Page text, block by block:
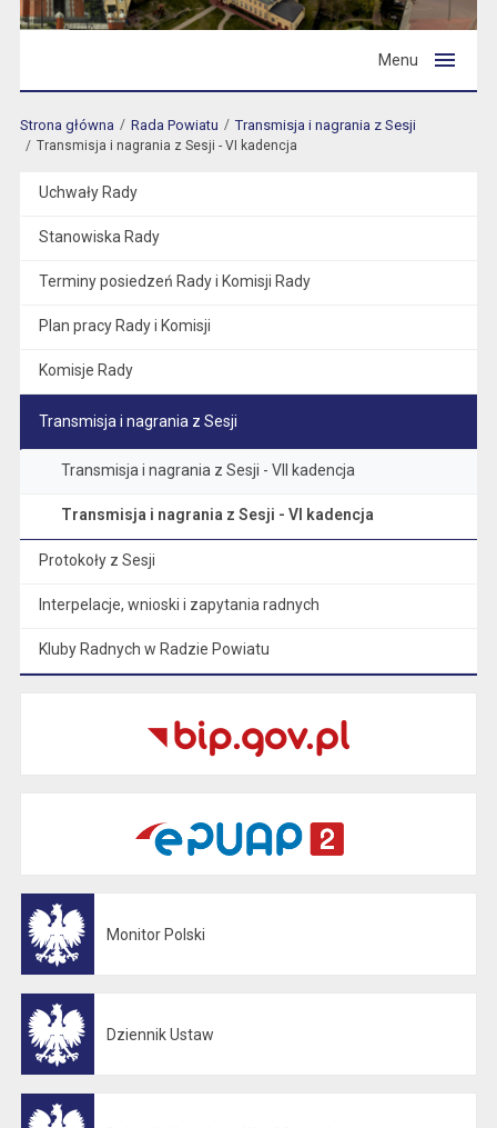
Menu
Strona główna Rada Powiatu Transmisja i nagrania z Sesji
Transmisja i nagrania z Sesji - VI kadencja
Uchwały Rady
Stanowiska Rady
Terminy posiedzeń Rady i Komisji Rady
Plan pracy Rady i Komisji
Komisje Rady
Transmisja i nagrania z Sesji
Transmisja i nagrania z Sesji - VII kadencja
Transmisja i nagrania z Sesji - VI kadencja
Protokoły z Sesji
Interpelacje, wnioski i zapytania radnych
Kluby Radnych w Radzie Powiatu
Monitor Polski
Dziennik Ustaw